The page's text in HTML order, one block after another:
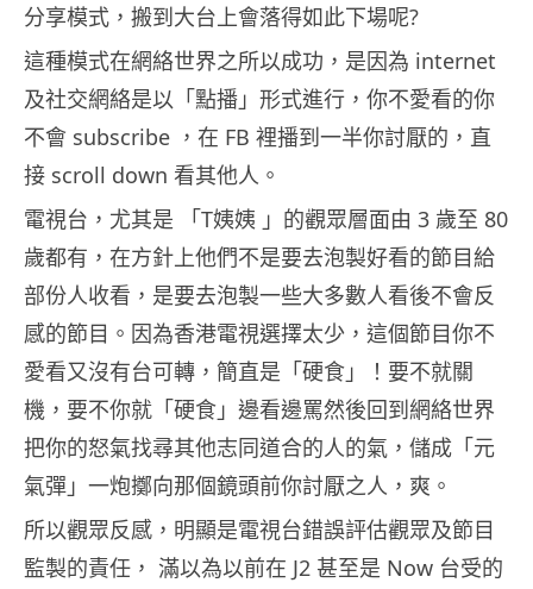
分享模式，搬到大台上會落得如此下場呢?
這種模式在網絡世界之所以成功，是因為 internet
及社交網絡是以「點播」形式進行，你不愛看的你
不會 subscribe ，在 FB 裡播到一半你討厭的，直
接 scroll down 看其他人。
電視台，尤其是 「T姨姨 」的觀眾層面由 3 歲至 80
歲都有，在方針上他們不是要去泡製好看的節目給
部份人收看，是要去泡製一些大多數人看後不會反
感的節目。因為香港電視選擇太少，這個節目你不
愛看又沒有台可轉，簡直是「硬食」！要不就關
機，要不你就「硬食」邊看邊罵然後回到網絡世界
把你的怒氣找尋其他志同道合的人的氣，儲成「元
氣彈」一炮擲向那個鏡頭前你討厭之人，爽。
所以觀眾反感，明顯是電視台錯誤評估觀眾及節目
監製的責任， 滿以為以前在 J2 甚至是 Now 台受的